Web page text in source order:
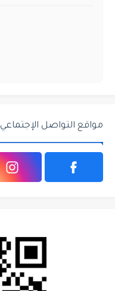
مواقع التواصل الإجتماعي